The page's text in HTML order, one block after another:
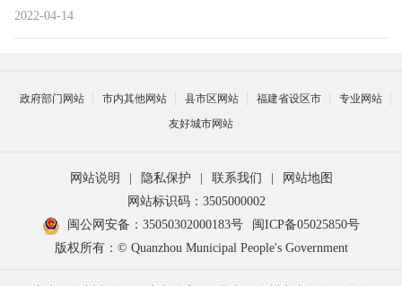
2022-04-14
政府部门网站 市内其他网站 县市区网站 福建省设区市
专业网站
友好城市网站
网站说明 隐私保护 联系我们
网站地图
网站标识码：3505000002
闽公网安备：35050302000183号
闽ICP备05025850号
版权所有：© Quanzhou Municipal People's Government